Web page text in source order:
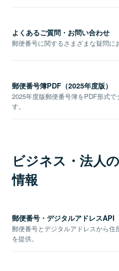
よくあるご質問・お問い合わせ
郵便番号に関するさまざまな疑問に
郵便番号簿PDF（2025年度版）
2025年度版郵便番号簿をPDF形式で
す。
ビジネス・法人
情報
郵便番号・デジタルアドレスAPI
郵便番号とデジタルアドレスから住
を提供。